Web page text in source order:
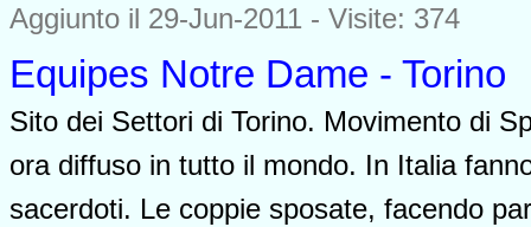
Aggiunto il 29-Jun-2011 - Visite: 374
Equipes Notre Dame - Torino
Sito dei Settori di Torino. Movimento di
ora diffuso in tutto il mondo. In Italia
sacerdoti. Le coppie sposate, facendo